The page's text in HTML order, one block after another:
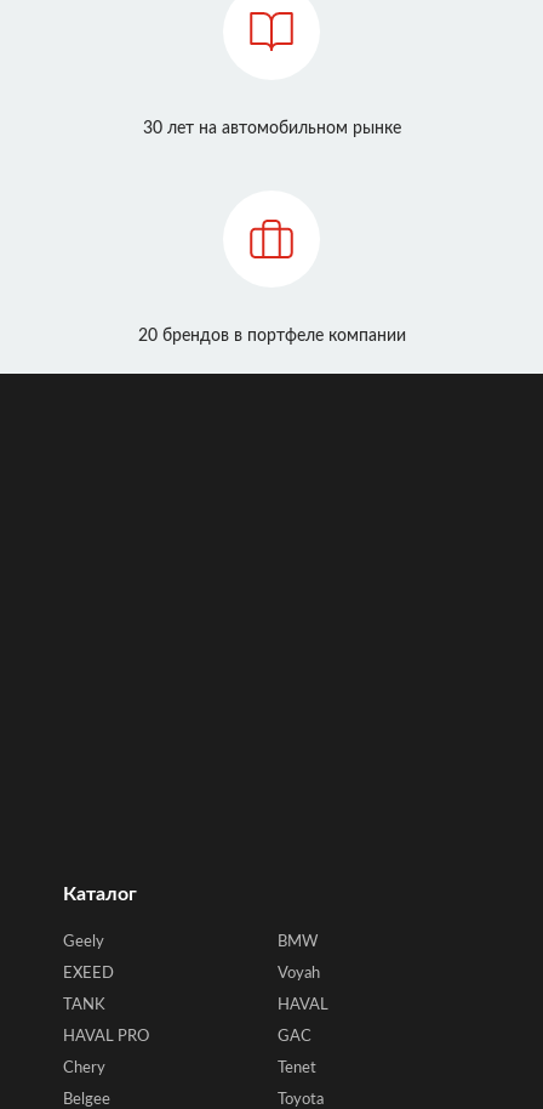
30 лет на автомобильном рынке
20 брендов в портфеле компании
Каталог
Geely
BMW
EXEED
Voyah
TANK
HAVAL
HAVAL PRO
GAC
Chery
Tenet
Belgee
Toyota